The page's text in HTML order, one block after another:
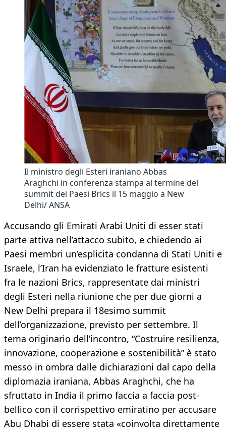
Il ministro degli Esteri iraniano Abbas
Araghchi in conferenza stampa al termine del
summit dei Paesi Brics il 15 maggio a New
Delhi/ ANSA
Accusando gli Emirati Arabi Uniti di esser stati
parte attiva nell’attacco subito, e chiedendo ai
Paesi membri un’esplicita condanna di Stati Uniti e
Israele, l’Iran ha evidenziato le fratture esistenti
fra le nazioni Brics, rappresentate dai ministri
degli Esteri nella riunione che per due giorni a
New Delhi prepara il 18esimo summit
dell’organizzazione, previsto per settembre. Il
tema originario dell’incontro, “Costruire resilienza,
innovazione, cooperazione e sostenibilità” è stato
messo in ombra dalle dichiarazioni dal capo della
diplomazia iraniana, Abbas Araghchi, che ha
sfruttato in India il primo faccia a faccia post-
bellico con il corrispettivo emiratino per accusare
Abu Dhabi di essere stata «coinvolta direttamente